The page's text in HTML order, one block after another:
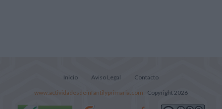
Inicio Aviso Legal Contacto
www.actividadesdeinfantilyprimaria.com - Copyright 2026